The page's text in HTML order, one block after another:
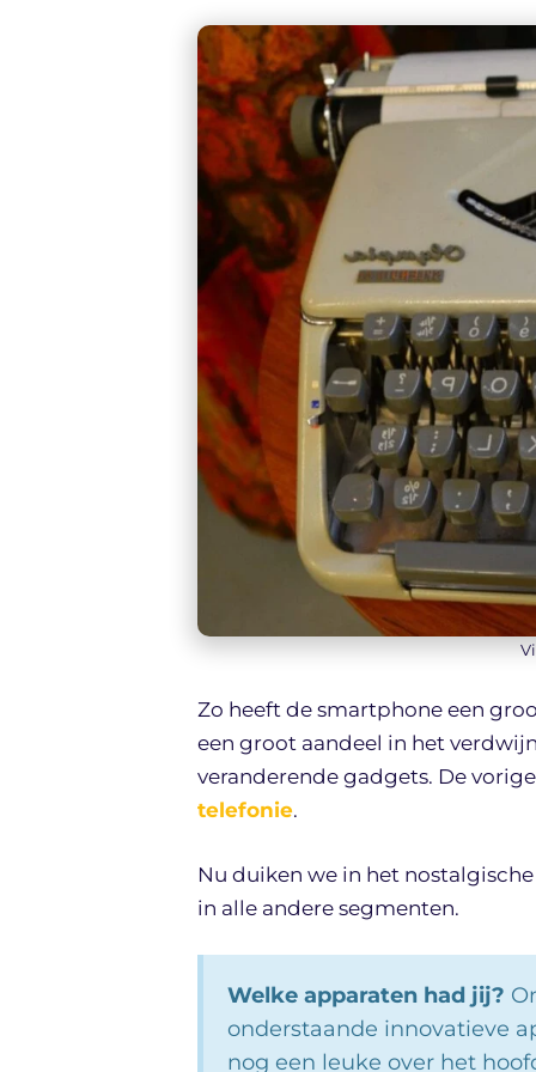
Zo heeft de smartphone een
een groot aandeel in het
veranderende gadgets. De
telefonie.
Nu duiken we in het
in alle andere segmenten.
Welke apparaten had jij?
onderstaande innovatieve
nog een leuke over het